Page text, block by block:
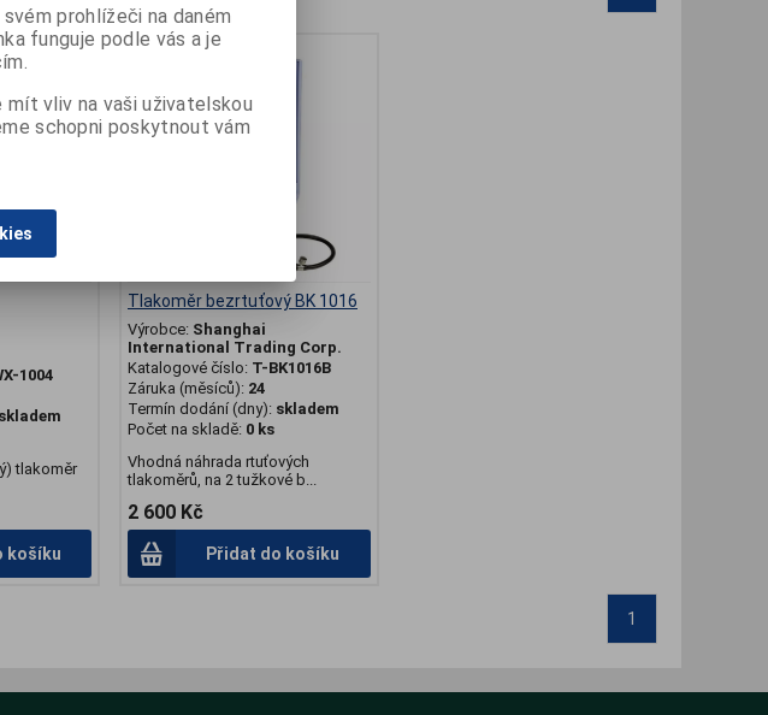
1004
skladem
tlakoměr
košíku
Tlakoměr bezrtuťový BK 1016
Výrobce: Shanghai
International Trading Corp.
Katalogové číslo: T-BK1016B
Záruka (měsíců): 24
Termín dodání (dny): skladem
Počet na skladě: 0 ks
Vhodná náhrada rtuťových
tlakoměrů, na 2 tužkové b...
2 600 Kč
Přidat do košíku
1
prohlížeči na daném
funguje podle vás a je
vliv na vaši uživatelskou
schopni poskytnout vám